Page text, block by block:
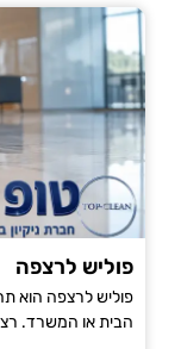
פוליש לרצפה
פוליש לרצפה הוא
הבית או המשרד.